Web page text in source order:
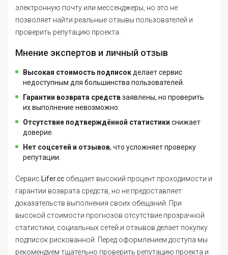
электронную почту или мессенджеры, но это не
позволяет найти реальные отзывы пользователей и
проверить репутацию проекта.
Мнение экспертов и личный отзыв
Высокая стоимость подписок делает сервис
недоступным для большинства пользователей.
Гарантии возврата средствзаявлены, но проверить
их выполнение невозможно.
Отсутствие подтверждённой статистики снижает
доверие.
Нет соцсетей и отзывов, что усложняет проверку
репутации.
Сервис Lifer.cc обещает высокий процент проходимости и
гарантии возврата средств, но не предоставляет
доказательств выполнения своих обещаний. При
высокой стоимости прогнозов отсутствие прозрачной
статистики, социальных сетей и отзывов делает покупку
подписок рискованной. Перед оформлением доступа мы
рекомендуем тщательно проверить репутацию проекта и